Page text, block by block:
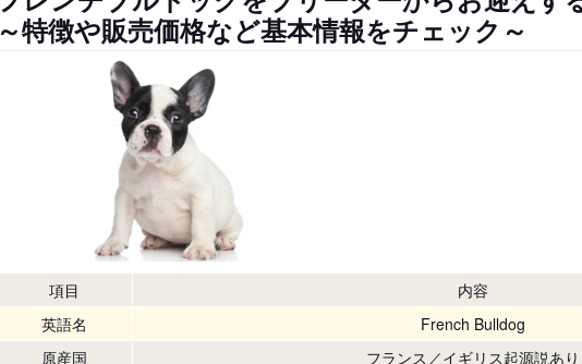
～特徴や販売価格など基本情報をチェック～
項目
内容
英語名
French Bulldog
原産国
フランス／イギリス起源説あり